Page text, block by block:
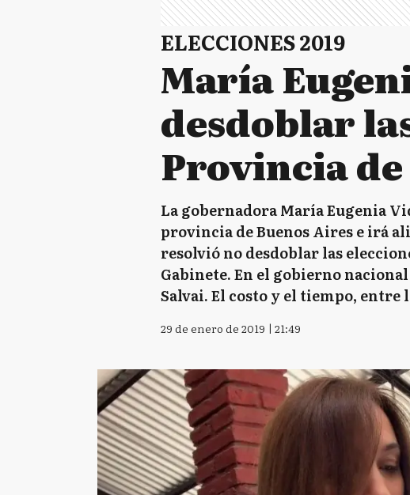
ELECCIONES 2019
María
desdoblar
Provincia
La gobernadora María Eugenia
provincia de Buenos Aires e irá
resolvió no desdoblar las
Gabinete. En el gobierno
Salvai. El costo y el tiempo, entre
29 de enero de 2019 | 21:49